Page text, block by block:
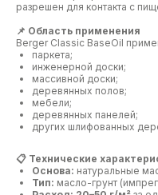
разрешен для контакта с
📌 Область применения
Berger Classic BaseOil
паркета;
инженерной доски;
массивной доски;
деревянных полов;
мебели;
деревянных панелей;
других шлифованных
📋 Технические
Основа: натуральные
Тип: масло-грунт